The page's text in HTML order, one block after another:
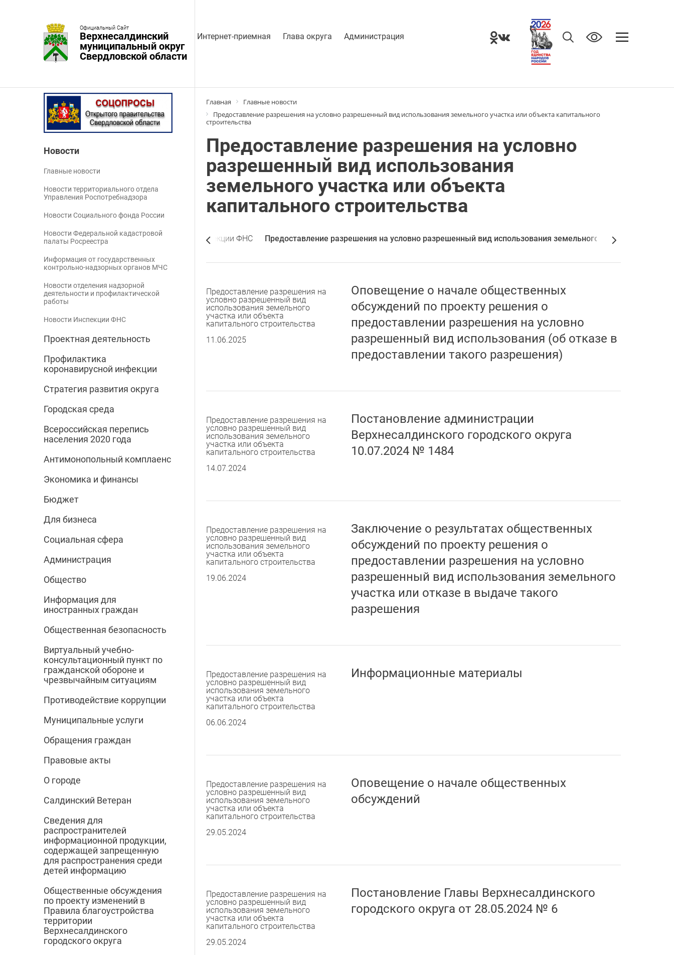
Официальный Сайт
Верхнесалдинский
муниципальный округ
Свердловской области
Интернет-приемная Глава округа Администрация
Новости
Главные новости
Новости территориального отдела
Управления Роспотребнадзора
Новости Социального фонда России
Новости Федеральной кадастровой
палаты Росреестра
Информация от государственных
контрольно-надзорных органов МЧС
Новости отделения надзорной
деятельности и профилактической
работы
Новости Инспекции ФНС
Проектная деятельность
Профилактика
коронавирусной инфекции
Стратегия развития округа
Городская среда
Всероссийская перепись
населения 2020 года
Антимонопольный комплаенс
Экономика и финансы
Бюджет
Для бизнеса
Социальная сфера
Администрация
Общество
Информация для
иностранных граждан
Общественная безопасность
Виртуальный учебно-
консультационный пункт по
гражданской обороне и
чрезвычайным ситуациям
Противодействие коррупции
Муниципальные услуги
Обращения граждан
Правовые акты
О городе
Салдинский Ветеран
Сведения для
распространителей
информационной продукции,
содержащей запрещенную
для распространения среди
детей информацию
Общественные обсуждения
по проекту изменений в
Правила благоустройства
территории
Верхнесалдинского
городского округа
Главная
Главные новости
Предоставление разрешения на условно разрешенный вид использования земельного участка или объекта капитального
строительства
Предоставление разрешения на условно
разрешенный вид использования
земельного участка или объекта
капитального строительства
контрольно-надзорных органов МЧС Новости Инспекции ФНС Предоставление разрешения на условно разрешенный вид использования земельного участка или
Предоставление разрешения на
условно разрешенный вид
использования земельного
участка или объекта
капитального строительства
11.06.2025
Оповещение о начале общественных
обсуждений по проекту решения о
предоставлении разрешения на условно
разрешенный вид использования (об отказе в
предоставлении такого разрешения)
Предоставление разрешения на
условно разрешенный вид
использования земельного
участка или объекта
капитального строительства
14.07.2024
Постановление администрации
Верхнесалдинского городского округа
10.07.2024 № 1484
Предоставление разрешения на
условно разрешенный вид
использования земельного
участка или объекта
капитального строительства
19.06.2024
Заключение о результатах общественных
обсуждений по проекту решения о
предоставлении разрешения на условно
разрешенный вид использования земельного
участка или отказе в выдаче такого
разрешения
Предоставление разрешения на
условно разрешенный вид
использования земельного
участка или объекта
капитального строительства
06.06.2024
Информационные материалы
Предоставление разрешения на
условно разрешенный вид
использования земельного
участка или объекта
капитального строительства
29.05.2024
Оповещение о начале общественных
обсуждений
Предоставление разрешения на
условно разрешенный вид
использования земельного
участка или объекта
капитального строительства
29.05.2024
Постановление Главы Верхнесалдинского
городского округа от 28.05.2024 № 6